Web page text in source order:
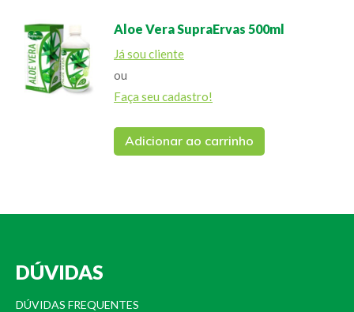
Aloe Vera SupraErvas 500ml
Já sou cliente
ou
Faça seu cadastro!
Adicionar ao carrinho
DÚVIDAS
DÚVIDAS FREQUENTES